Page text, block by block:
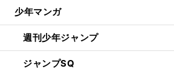
少年マンガ
週刊少年ジャンプ
ジャンプSQ